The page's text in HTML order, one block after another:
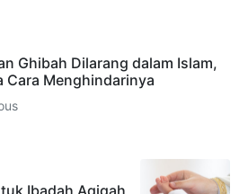
Ghibah Dilarang dalam Islam,
Cara Menghindarinya
Ibadah Aqiqah